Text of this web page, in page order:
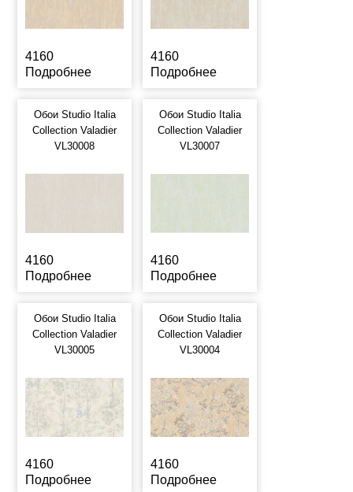
4160
Подробнее
4160
Подробнее
Обои Studio Italia
Collection Valadier
VL30008
4160
Подробнее
Обои Studio Italia
Collection Valadier
VL30007
4160
Подробнее
Обои Studio Italia
Collection Valadier
VL30005
4160
Подробнее
Обои Studio Italia
Collection Valadier
VL30004
4160
Подробнее